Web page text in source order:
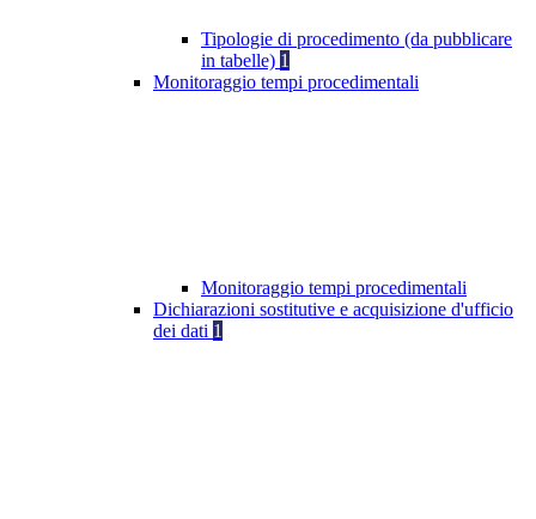
Tipologie di procedimento (da pubblicare
in tabelle) 1
Monitoraggio tempi procedimentali
Monitoraggio tempi procedimentali
Dichiarazioni sostitutive e acquisizione d'ufficio
dei dati 1